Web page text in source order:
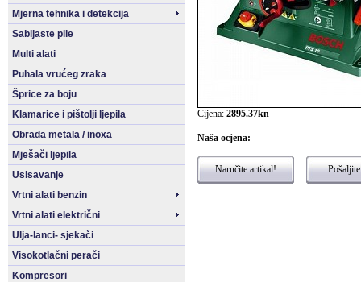
Mjerna tehnika i detekcija
Sabljaste pile
Multi alati
Puhala vrućeg zraka
Šprice za boju
Klamarice i pištolji ljepila
Obrada metala / inoxa
Mješači ljepila
Usisavanje
Vrtni alati benzin
Vrtni alati električni
Ulja-lanci- sjekači
Visokotlačni perači
Kompresori
Cijena: 2895.37kn
Naša ocjena:
Naručite artikal!